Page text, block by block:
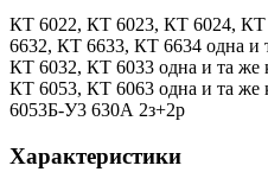
КТ 6022, КТ 6023, КТ 6024,
6632, КТ 6633, КТ 6634 одна и
КТ 6032, КТ 6033 одна и та же
КТ 6053, КТ 6063 одна и та же
6053Б-У3 630А 2з+2р
Характеристики